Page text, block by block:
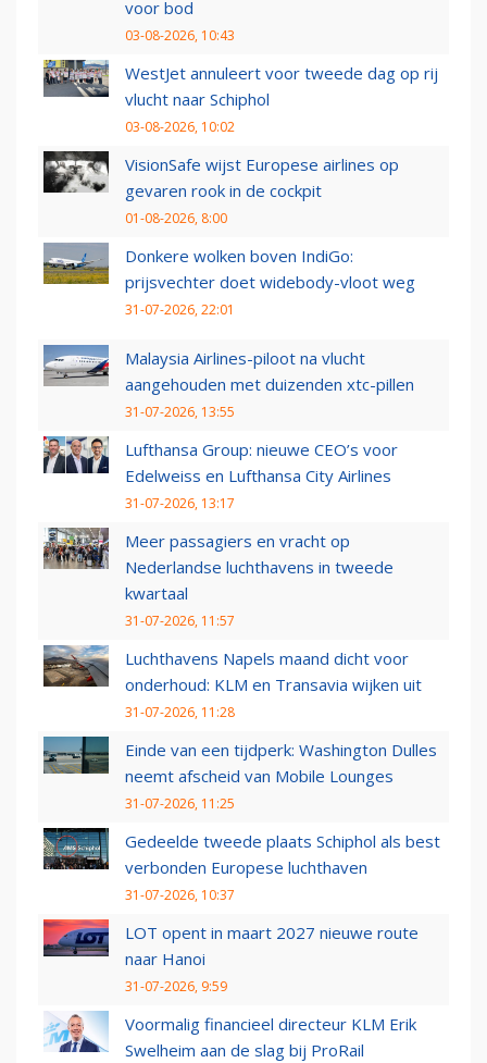
voor bod
03-08-2026, 10:43
WestJet annuleert voor tweede dag op rij
vlucht naar Schiphol
03-08-2026, 10:02
VisionSafe wijst Europese airlines op
gevaren rook in de cockpit
01-08-2026, 8:00
Donkere wolken boven IndiGo:
prijsvechter doet widebody-vloot weg
31-07-2026, 22:01
Malaysia Airlines-piloot na vlucht
aangehouden met duizenden xtc-pillen
31-07-2026, 13:55
Lufthansa Group: nieuwe CEO’s voor
Edelweiss en Lufthansa City Airlines
31-07-2026, 13:17
Meer passagiers en vracht op
Nederlandse luchthavens in tweede
kwartaal
31-07-2026, 11:57
Luchthavens Napels maand dicht voor
onderhoud: KLM en Transavia wijken uit
31-07-2026, 11:28
Einde van een tijdperk: Washington Dulles
neemt afscheid van Mobile Lounges
31-07-2026, 11:25
Gedeelde tweede plaats Schiphol als best
verbonden Europese luchthaven
31-07-2026, 10:37
LOT opent in maart 2027 nieuwe route
naar Hanoi
31-07-2026, 9:59
Voormalig financieel directeur KLM Erik
Swelheim aan de slag bij ProRail